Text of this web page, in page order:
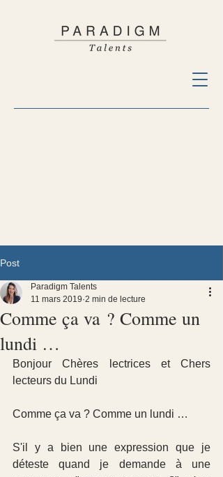
Post
Comme ça va ? Comme un
lundi …
Paradigm Talents
11 mars 2019 2 min de lecture
Bonjour Chères lectrices et Chers
lecteurs du Lundi
Comme ça va ? Comme un lundi …
S'il y a bien une expression que je
déteste quand je demande à une